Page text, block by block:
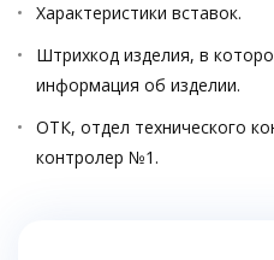
Характеристики вставок.
Штрихкод изделия, в
информация об изделии.
ОТК, отдел технического
контролер №1.